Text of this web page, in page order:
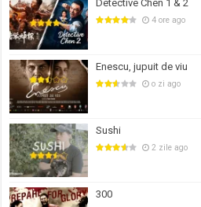
Detective Chen 1 & 2
4 ore ago
Enescu, jupuit de viu
o zi ago
Sushi
2 zile ago
300